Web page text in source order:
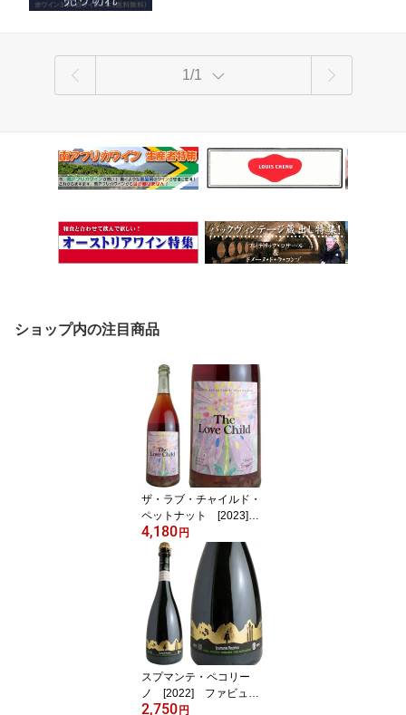
1/1
ショップ内の注目商品
ザ・ラブ・チャイルド・
ペットナット [2023] J
Hメイヤー・シグネチャ
ー・ワインズ【2026071
4更新】
4,180 円
スプマンテ・ペコリー
ノ [2022] ファビュラ
ス
2,750 円